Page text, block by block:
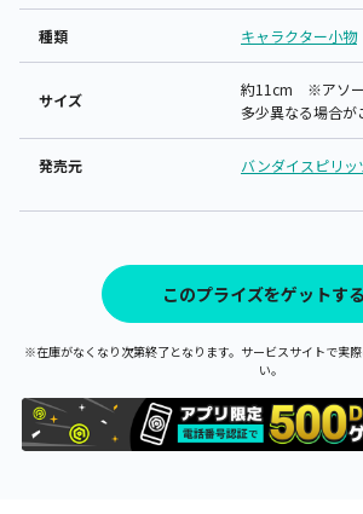
種類 キャラクター小物
サイズ
約11cm ※アソー
多少異なる場合が
発売元 バンダイスピリッ
このプライズをゲットする
※在庫がなくなり次第終了となります。サービスサイトで実
い。